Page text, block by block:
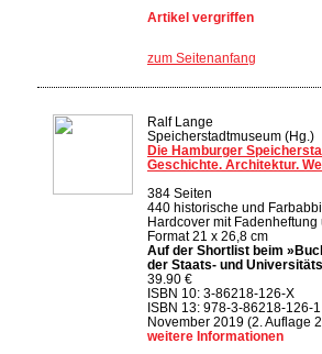
Artikel vergriffen
zum Seitenanfang
Ralf Lange
Speicherstadtmuseum (Hg.)
Die Hamburger
Geschichte. Architektur.
384 Seiten
440 historische und
Hardcover mit
Format 21 x 26,8 cm
Auf der Shortlist beim
der Staats- und
39.90 €
ISBN 10: 3-86218-126-X
ISBN 13: 978-3-86218-126-1
November 2019 (2. Auflage
weitere Informationen